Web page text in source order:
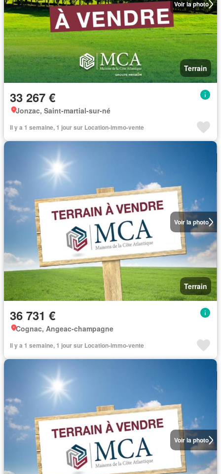
Voir la photo
Terrain
33 267 €
Jonzac, Saint-martial-sur-né
Il y a 1 semaine, 1 jour sur Location-immo-vente
Voir la photo
Terrain
36 731 €
Cognac, Angeac-champagne
Il y a 1 semaine, 1 jour sur Location-immo-vente
Voir la photo